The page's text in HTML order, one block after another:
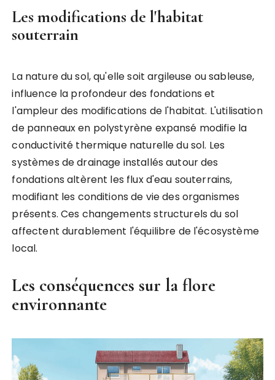
Les modifications de l'habitat
souterrain
La nature du sol, qu'elle soit argileuse ou sableuse,
influence la profondeur des fondations et
l'ampleur des modifications de l'habitat. L'utilisation
de panneaux en polystyrène expansé modifie la
conductivité thermique naturelle du sol. Les
systèmes de drainage installés autour des
fondations altèrent les flux d'eau souterrains,
modifiant les conditions de vie des organismes
présents. Ces changements structurels du sol
affectent durablement l'équilibre de l'écosystème
local.
Les conséquences sur la flore
environnante